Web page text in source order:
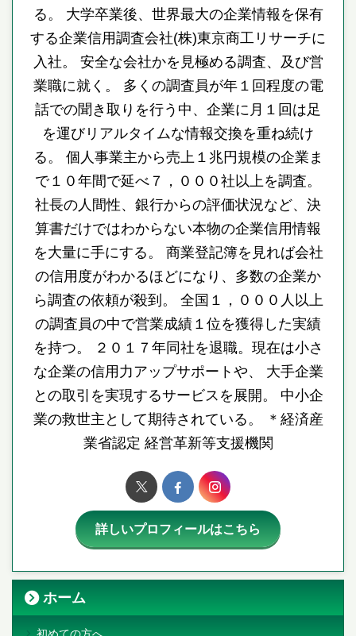
る。 大学卒業後、世界最大の企業情報を保有
する企業信用調査会社(株)東京商工リサーチに
入社。 安全な会社かを見極める調査、及び営
業職に就く。 多くの調査員が年１回程度の電
話での聞き取りを行う中、企業に月１回は足
を運びリアルタイムな情報交換を重ね続け
る。 個人事業主から売上１兆円規模の企業ま
で１０年間で延べ７，０００社以上を調査。
社長の人間性、銀行からの評価状況など、決
算書だけではわからない本物の企業信用情報
を大量に手にする。 商業登記簿を見れば会社
の信用度がわかるほどになり、多数の企業か
ら調査の依頼が殺到。 全国１，０００人以上
の調査員の中で営業成績１位を獲得した実績
を持つ。 ２０１７年同社を退職。現在は小さ
な企業の信用力アップサポートや、 大手企業
との取引を実現するサービスを展開。 中小企
業の救世主として期待されている。 ＊経済産
業省認定 経営革新等支援機関
詳しいプロフィールはこちら
ホーム